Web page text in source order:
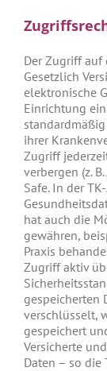
Der Zugriff auf
Gesetzlich
elektronische
Einrichtung
ihrer
Zugriff
verbergen (z.
Safe. In der
hat auch die
gewähren,
Praxis
Zugriff aktiv
gespeicherten
verschlüsselt,
gespeichert
Versicherte
Daten – so die